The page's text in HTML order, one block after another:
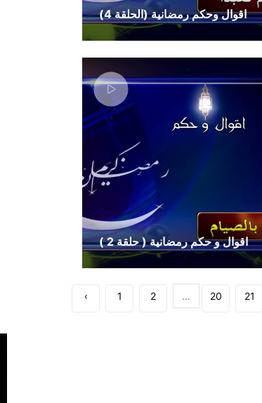
اقوال وحكم رمضانية (الحلقة 4)
اقوال و حكم رمضانية ( حلقة 2 )
‹ 1 2 ... 20 21